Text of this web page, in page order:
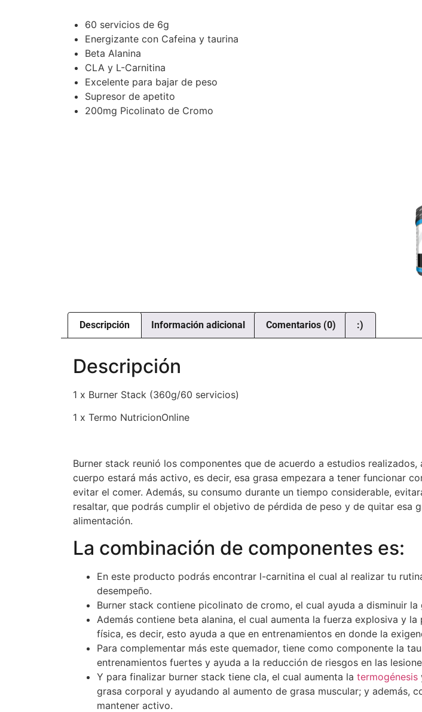
60 servicios de 6g
Energizante con Cafeina y taurina
Beta Alanina
CLA y L-Carnitina
Excelente para bajar de peso
Supresor de apetito
200mg Picolinato de Cromo
Descripción Información adicional Comentarios (0) :)
Descripción
1 x Burner Stack (360g/60 servicios)
1 x Termo NutricionOnline
Burner stack reunió los componentes que de acuerdo a estudios
cuerpo estará más activo, es decir, esa grasa empezara a tener funcionar
evitar el comer. Además, su consumo durante un tiempo considerable,
resaltar, que podrás cumplir el objetivo de pérdida de peso y de quitar esa
alimentación.
La combinación de componentes es:
En este producto podrás encontrar l-carnitina el cual al realizar tu
desempeño.
Burner stack contiene picolinato de cromo, el cual ayuda a disminuir la
Además contiene beta alanina, el cual aumenta la fuerza explosiva y
física, es decir, esto ayuda a que en entrenamientos en donde la
Para complementar más este quemador, tiene como componente la
entrenamientos fuertes y ayuda a la reducción de riesgos en las
Y para finalizar burner stack tiene cla, el cual aumenta la termogénesis
grasa corporal y ayudando al aumento de grasa muscular; y además,
mantener activo.